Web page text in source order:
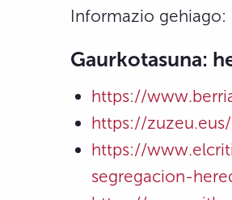
Informazio gehiago:
Gaurkotasuna:
https://
https://
https://
segregacion-